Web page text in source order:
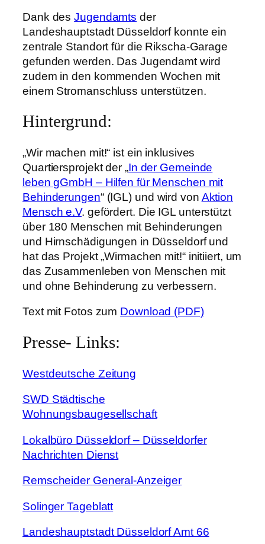
Dank desJugendamts der
Landeshauptstadt Düsseldorf konnte ein
zentrale Standort für die Rikscha-Garage
gefunden werden. Das Jugendamt wird
zudem in den kommenden Wochen mit
einem Stromanschluss unterstützen.
Hintergrund:
„Wir machen mit!“ ist ein inklusives
Quartiersprojekt der „In der Gemeinde
leben gGmbH – Hilfen für Menschen mit
Behinderungen“ (IGL) und wird von Aktion
Mensch e.V. gefördert. Die IGL unterstützt
über 180 Menschen mit Behinderungen
und Hirnschädigungen in Düsseldorf und
hat das Projekt „Wirmachen mit!“ initiiert, um
das Zusammenleben von Menschen mit
und ohne Behinderung zu verbessern.
Text mit Fotos zum Download (PDF)
Presse- Links:
Westdeutsche Zeitung
SWD Städtische
Wohnungsbaugesellschaft
Lokalbüro Düsseldorf – Düsseldorfer
Nachrichten Dienst
Remscheider General-Anzeiger
Solinger Tageblatt
Landeshauptstadt Düsseldorf Amt 66